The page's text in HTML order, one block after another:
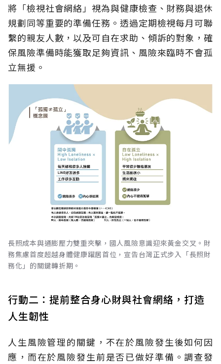
將「檢視社會網絡」視為與健康檢查、財務與退休
規劃同等重要的準備任務。透過定期檢視每月可聯
繫的親友人數，以及可自在求助、傾訴的對象，確
保風險準備時能獲取足夠資訊、風險來臨時不會孤
立無援。
長照成本與通膨壓力雙重夾擊，國人風險意識迎來黃金交叉。財
務焦慮首度超越身體健康躍居首位，宣告台灣正式步入「長照財
務化」的關鍵轉折期。
行動二：提前整合身心財與社會網絡，打造
人生韌性
人生風險管理的關鍵，不在於風險發生後如何因
應，而在於風險發生前是否已做好準備。調查發